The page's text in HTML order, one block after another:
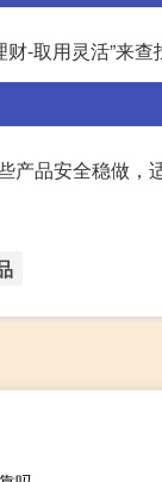
-取用灵活”来查
产品安全稳做，